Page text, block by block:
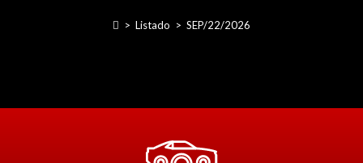
> Listado > SEP/22/2026